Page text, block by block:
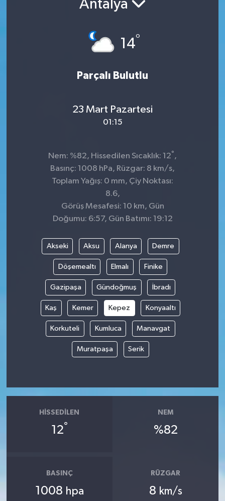
Antalya
14°
Parçalı Bulutlu
23 Mart Pazartesi
01:15
Nem: %82, Hissedilen Sıcaklık: 12° ,
Basınç: 1008 hPa, Rüzgar: 8 km/s,
Toplam Yağış: 0 mm, Çiy Noktası:
8.6,
Görüş Mesafesi: 10 km, Gün
Doğumu: 6:57, Gün Batımı: 19:12
Akseki Aksu Alanya Demre
Döşemealtı Elmalı Finike
Gazipaşa Gündoğmuş İbradı
Kaş Kemer Kepez Konyaaltı
Korkuteli Kumluca Manavgat
Muratpaşa Serik
HISSEDILEN
12°
NEM
%82
BASINÇ
1008 hpa
RÜZGAR
8 km/s